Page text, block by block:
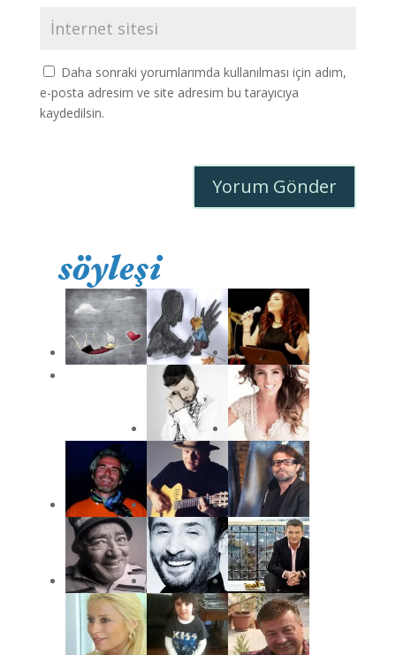
Daha sonraki yorumlarımda kullanılması için adım,
e-posta adresim ve site adresim bu tarayıcıya
kaydedilsin.